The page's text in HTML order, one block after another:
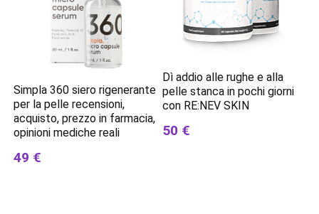
Simpla 360 siero rigenerante
per la pelle recensioni,
acquisto, prezzo in farmacia,
opinioni mediche reali
49 €
Dì addio alle rughe e alla
pelle stanca in pochi giorni
con RE:NEV SKIN
50 €